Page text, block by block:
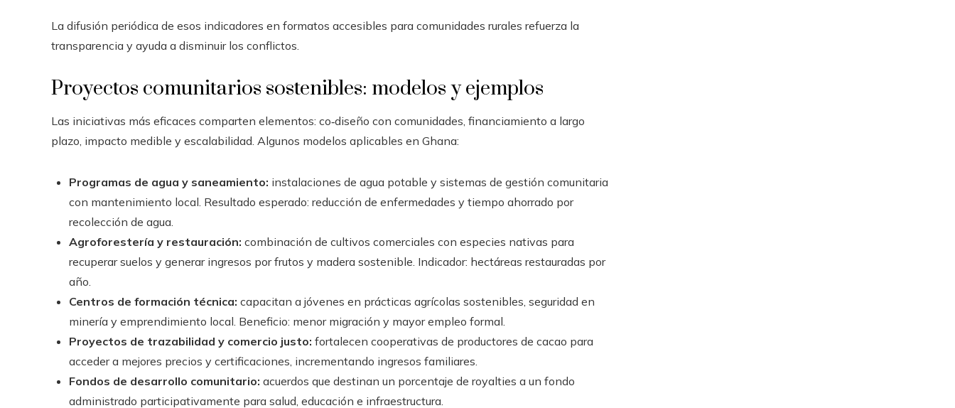
La difusión periódica de esos indicadores en formatos accesibles para comunidades rurales refuerza la
transparencia y ayuda a disminuir los conflictos.
Proyectos comunitarios sostenibles: modelos y ejemplos
Las iniciativas más eficaces comparten elemen­tos: co‑diseño con comunidades, financiamiento a largo
plazo, impacto medible y escalabilidad. Algunos modelos aplicables en Ghana:
Programas de agua y saneamiento: instalaciones de agua potable y sistemas de gestión comunitaria
con mantenimiento local. Resultado esperado: reducción de enfermedades y tiempo ahorrado por
recolección de agua.
Agroforestería y restauración: combinación de cultivos comerciales con especies nativas para
recuperar suelos y generar ingresos por frutos y madera sostenible. Indicador: hectáreas restauradas por
año.
Centros de formación técnica: capacitan a jóvenes en prácticas agrícolas sostenibles, seguridad en
minería y emprendimiento local. Beneficio: menor migración y mayor empleo formal.
Proyectos de trazabilidad y comercio justo: fortalecen cooperativas de productores de cacao para
acceder a mejores precios y certificaciones, incrementando ingresos familiares.
Fondos de desarrollo comunitario: acuerdos que destinan un porcentaje de royalties a un fondo
administrado participativamente para salud, educación e infraestructura.